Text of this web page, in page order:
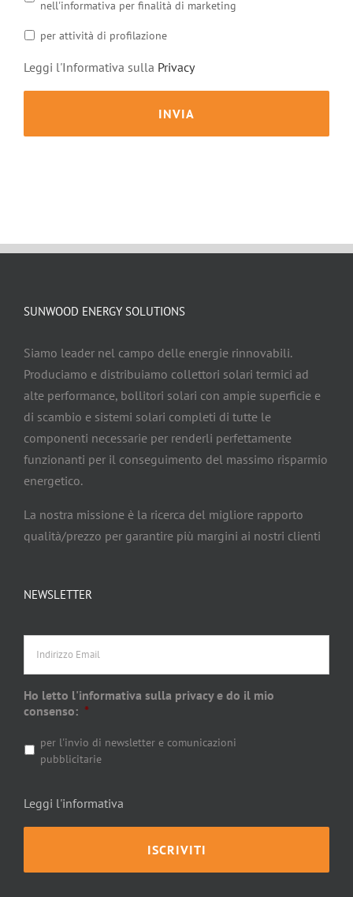
nell'informativa per finalità di marketing
per attività di profilazione
Leggi l'Informativa sulla Privacy
SUNWOOD ENERGY SOLUTIONS
Siamo leader nel campo delle energie rinnovabili.
Produciamo e distribuiamo collettori solari termici ad
alte performance, bollitori solari con ampie superficie e
di scambio e sistemi solari completi di tutte le
componenti necessarie per renderli perfettamente
funzionanti per il conseguimento del massimo risparmio
energetico.
La nostra missione è la ricerca del migliore rapporto
qualità/prezzo per garantire più margini ai nostri clienti
NEWSLETTER
Indirizzo
Email
Ho letto l'informativa sulla privacy e do il mio
consenso: *
per l'invio di newsletter e comunicazioni
pubblicitarie
Leggi l'informativa